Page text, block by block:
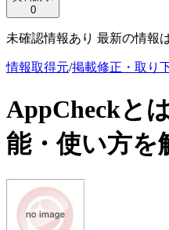
0
未確認情報あり 最新の情報
情報取得元/掲載修正・取り
AppCheckと
能・使い方を